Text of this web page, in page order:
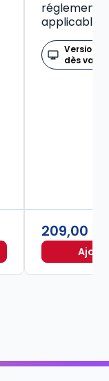
applicable
Version
dès
209,00 €